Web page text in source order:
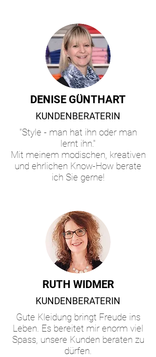
DENISE GÜNTHART
KUNDENBERATERIN
"Style - man hat ihn oder man
lernt ihn."
Mit meinem modischen, kreativen
und ehrlichen Know-How berate
ich Sie gerne!
RUTH WIDMER
KUNDENBERATERIN
Gute Kleidung bringt Freude ins
Leben. Es bereitet mir enorm viel
Spass, unsere Kunden beraten zu
dürfen.